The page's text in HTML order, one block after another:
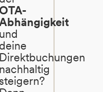
OTA-
und
deine
Direktbuchungen
nachhaltig
steigern?